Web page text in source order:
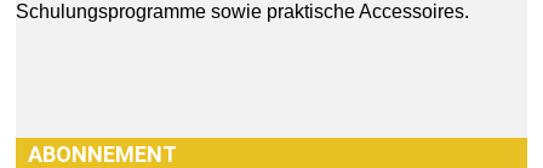
Schulungsprogramme sowie praktische Accessoires.
ABONNEMENT